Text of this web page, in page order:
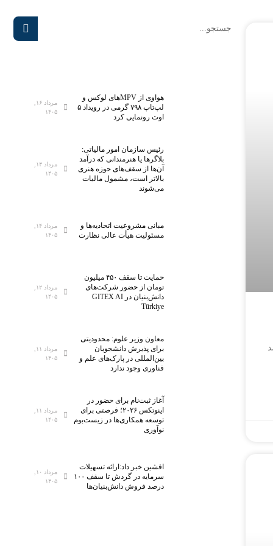
هواوی از MPVهای لوکس و
لپ‌تاپ ۷۹۸ گرمی در رویداد ۵
اوت رونمایی کرد
۱۴۰۵
رئیس سازمان امور مالیاتی:
بلاگر‌ها یا هنرمندانی که درآمد
آن‌ها از سقف‌های حوزه هنری
بالاتر است، مشمول مالیات
می‌شوند
۱۴۰۵
مبانی مشروعیت اتحادیه‌ها و
مسئولیت هیأت عالی نظارت
۱۴۰۵
حمایت تا سقف ۴۵۰ میلیون
تومان از حضور شرکت‌های
دانش‌بنیان در GITEX AI
Türkiye
۱۴۰۵
معاون وزیر علوم: محدودیتی
برای پذیرش دانشجویان
بین‌المللی در پارک‌های علم و
فناوری وجود ندارد
۱۴۰۵
آغاز ثبت‌نام برای حضور در
اینوتکس ۲۰۲۶؛ فرصتی برای
توسعه همکاری‌ها در زیست‌بوم
نوآوری
۱۴۰۵
افشین خبر داد:ارائه تسهیلات
سرمایه در گردش تا سقف ۱۰۰
درصد فروش دانش‌بنیان‌ها
۱۴۰۵